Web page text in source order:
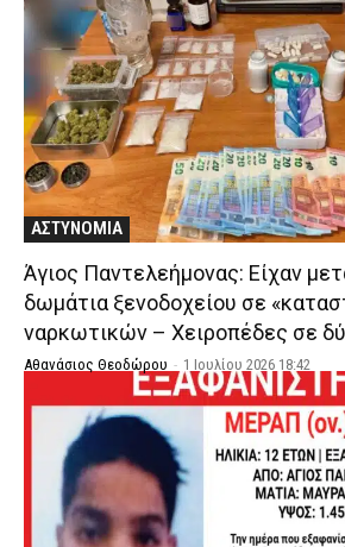
ΑΣΤΥΝΟΜΙΑ
Άγιος Παντελεήμονας: Είχαν
δωμάτια ξενοδοχείου σε
ναρκωτικών – Χειροπέδες σε
Αθανάσιος Θεοδώρου - 1 Ιουλίου 2026 18:42